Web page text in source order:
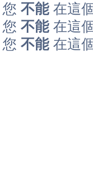
您 不能在這
您 不能在這
您 不能在這